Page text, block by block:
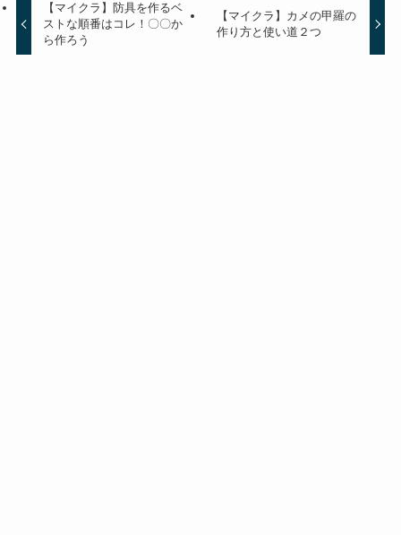
【マイクラ】防具を作るベ
ストな順番はコレ！〇〇か
ら作ろう
【マイクラ】カメの甲羅の
作り方と使い道２つ